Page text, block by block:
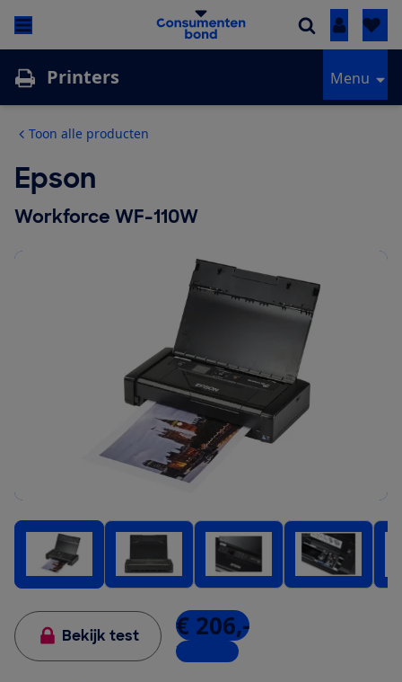
Inloggen
Printers Menu
Toon alle producten
Epson
Workforce WF-110W
Bekijk test € 206,-
7 winkels